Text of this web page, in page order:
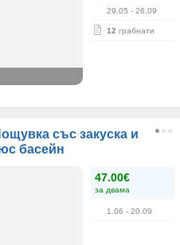
29.05 - 26.09
12 грабнати
със закуска и
басейн
47.00€
за двама
1.06 - 20.09